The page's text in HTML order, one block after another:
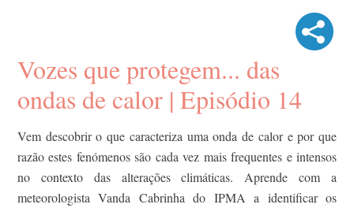
Vozes que protegem... das
ondas de calor | Episódio 14
Vem descobrir o que caracteriza uma onda de calor e por que
razão estes fenómenos são cada vez mais frequentes e intensos
no contexto das alterações climáticas. Aprende com a
meteorologista Vanda Cabrinha do IPMA a identificar os